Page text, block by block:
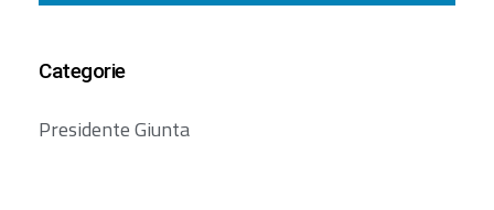
Categorie
Presidente Giunta